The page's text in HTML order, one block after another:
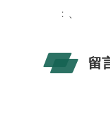
：、
留